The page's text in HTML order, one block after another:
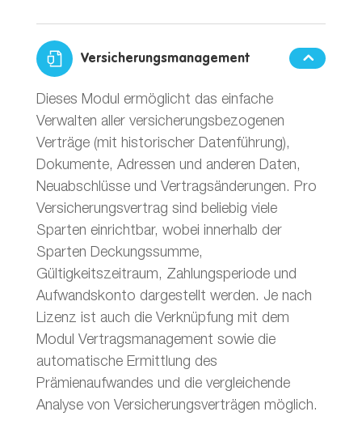
Versicherungsmanagement
Dieses Modul ermöglicht das einfache
Verwalten aller versicherungsbezogenen
Verträge (mit historischer Datenführung),
Dokumente, Adressen und anderen Daten,
Neuabschlüsse und Vertragsänderungen. Pro
Versicherungsvertrag sind beliebig viele
Sparten einrichtbar, wobei innerhalb der
Sparten Deckungssumme,
Gültigkeitszeitraum, Zahlungsperiode und
Aufwandskonto dargestellt werden. Je nach
Lizenz ist auch die Verknüpfung mit dem
Modul Vertragsmanagement sowie die
automatische Ermittlung des
Prämienaufwandes und die vergleichende
Analyse von Versicherungsverträgen möglich.